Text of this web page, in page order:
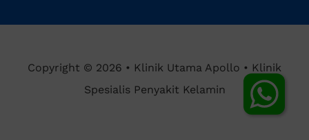
Copyright © 2026 • Klinik Utama Apollo • Klinik